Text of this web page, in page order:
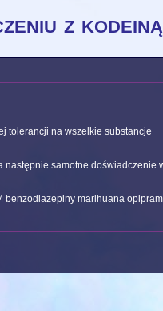
z kodeiną
tolerancji na wszelkie substancje
samotne doświadczenie
benzodiazepiny marihuana